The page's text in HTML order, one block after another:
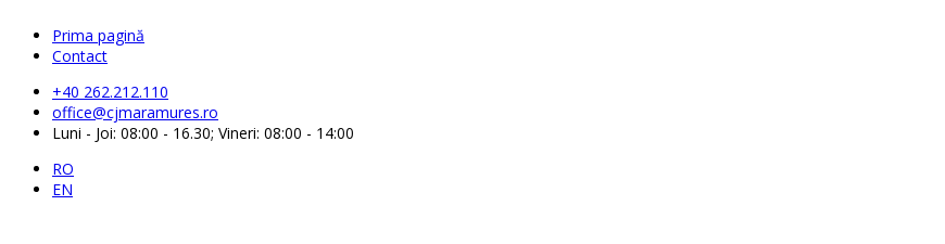
Prima pagină
Contact
+40 262.212.110
office@cjmaramures.ro
Luni - Joi: 08:00 - 16.30; Vineri: 08:00 - 14:00
RO
EN